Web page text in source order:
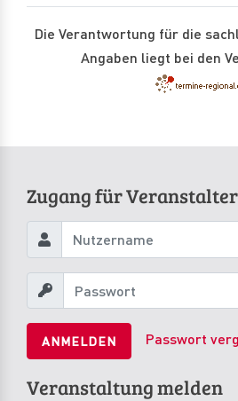
Die Verantwortung für die
Angaben liegt bei den
Zugang für Veranstalter
ANMELDEN Passwort
Veranstaltung melden